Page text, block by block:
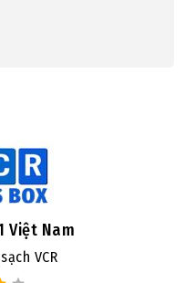
Việt Nam
VCR